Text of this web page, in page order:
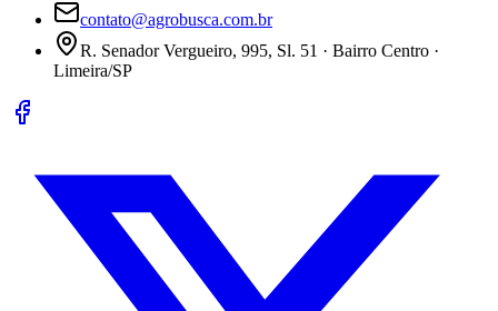
contato@agrobusca.com.br
R. Senador Vergueiro, 995, Sl. 51 · Bairro Centro ·
Limeira/SP